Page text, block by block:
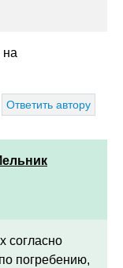
на
Ответить автору
согласно
погребению,